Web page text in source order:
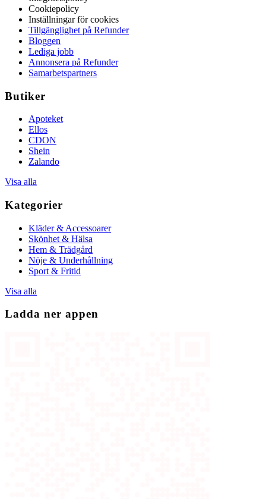
Cookiepolicy
Inställningar för cookies
Tillgänglighet på Refunder
Bloggen
Lediga jobb
Annonsera på Refunder
Samarbetspartners
Butiker
Apoteket
Ellos
CDON
Shein
Zalando
Visa alla
Kategorier
Kläder & Accessoarer
Skönhet & Hälsa
Hem & Trädgård
Nöje & Underhållning
Sport & Fritid
Visa alla
Ladda ner appen